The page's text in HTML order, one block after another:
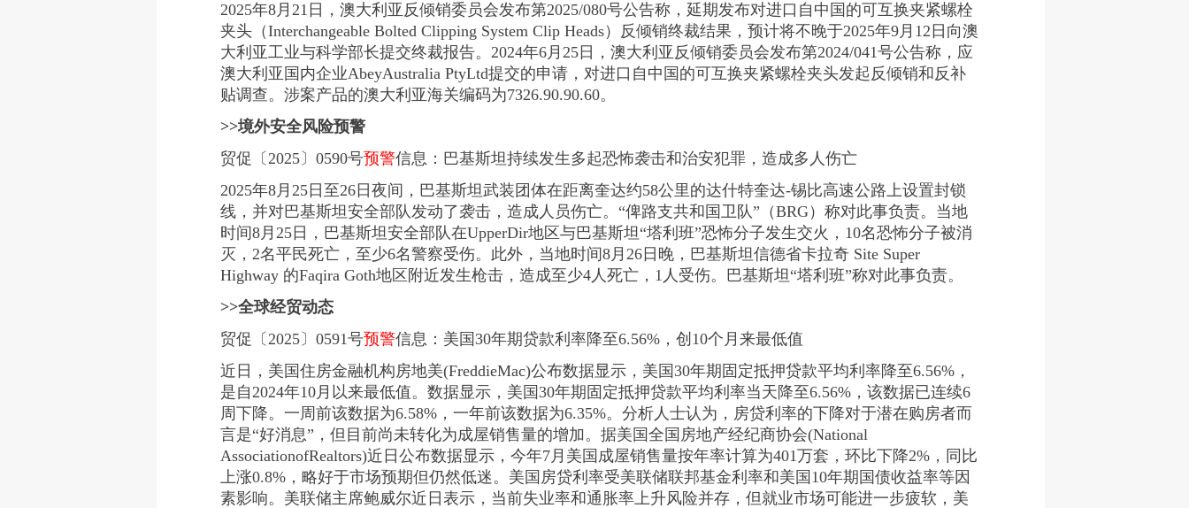
2025年8月21日，澳大利亚反倾销委员会发布第2025/080号公告称，延期发布对进口自中国的可互换夹紧螺栓
夹头（Interchangeable Bolted Clipping System Clip Heads）反倾销终裁结果，预计将不晚于2025年9月12日向澳
大利亚工业与科学部长提交终裁报告。2024年6月25日，澳大利亚反倾销委员会发布第2024/041号公告称，应
澳大利亚国内企业AbeyAustralia PtyLtd提交的申请，对进口自中国的可互换夹紧螺栓夹头发起反倾销和反补
贴调查。涉案产品的澳大利亚海关编码为7326.90.90.60。
>>境外安全风险预警
贸促〔2025〕0590号预警信息：巴基斯坦持续发生多起恐怖袭击和治安犯罪，造成多人伤亡
2025年8月25日至26日夜间，巴基斯坦武装团体在距离奎达约58公里的达什特奎达-锡比高速公路上设置封锁
线，并对巴基斯坦安全部队发动了袭击，造成人员伤亡。“俾路支共和国卫队”（BRG）称对此事负责。当地
时间8月25日，巴基斯坦安全部队在UpperDir地区与巴基斯坦“塔利班”恐怖分子发生交火，10名恐怖分子被消
灭，2名平民死亡，至少6名警察受伤。此外，当地时间8月26日晚，巴基斯坦信德省卡拉奇 Site Super
Highway 的Faqira Goth地区附近发生枪击，造成至少4人死亡，1人受伤。巴基斯坦“塔利班”称对此事负责。
>>全球经贸动态
贸促〔2025〕0591号预警信息： 美国30年期贷款利率降至6.56%，创10个月来最低值
近日，美国住房金融机构房地美(FreddieMac)公布数据显示，美国30年期固定抵押贷款平均利率降至6.56%，
是自2024年10月以来最低值。数据显示，美国30年期固定抵押贷款平均利率当天降至6.56%，该数据已连续6
周下降。一周前该数据为6.58%，一年前该数据为6.35%。分析人士认为，房贷利率的下降对于潜在购房者而
言是“好消息”，但目前尚未转化为成屋销售量的增加。据美国全国房地产经纪商协会(National
AssociationofRealtors)近日公布数据显示，今年7月美国成屋销售量按年率计算为401万套，环比下降2%，同比
上涨0.8%，略好于市场预期但仍然低迷。美国房贷利率受美联储联邦基金利率和美国10年期国债收益率等因
素影响。美联储主席鲍威尔近日表示，当前失业率和通胀率上升风险并存，但就业市场可能进一步疲软，美